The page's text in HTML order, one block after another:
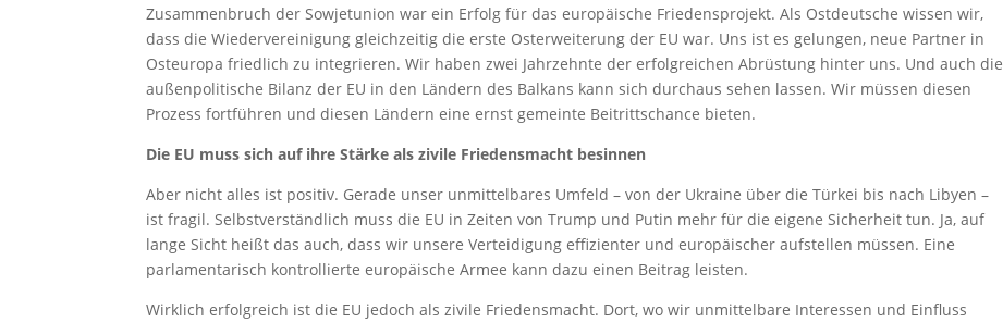
Zusammenbruch der Sowjetunion war ein Erfolg für das europäische Friedensprojekt. Als Ostdeutsche wissen wir,
dass die Wiedervereinigung gleichzeitig die erste Osterweiterung der EU war. Uns ist es gelungen, neue Partner in
Osteuropa friedlich zu integrieren. Wir haben zwei Jahrzehnte der erfolgreichen Abrüstung hinter uns. Und auch die
außenpolitische Bilanz der EU in den Ländern des Balkans kann sich durchaus sehen lassen. Wir müssen diesen
Prozess fortführen und diesen Ländern eine ernst gemeinte Beitrittschance bieten.
Die EU muss sich auf ihre Stärke als zivile Friedensmacht besinnen
Aber nicht alles ist positiv. Gerade unser unmittelbares Umfeld – von der Ukraine über die Türkei bis nach Libyen –
ist fragil. Selbstverständlich muss die EU in Zeiten von Trump und Putin mehr für die eigene Sicherheit tun. Ja, auf
lange Sicht heißt das auch, dass wir unsere Verteidigung effizienter und europäischer aufstellen müssen. Eine
parlamentarisch kontrollierte europäische Armee kann dazu einen Beitrag leisten.
Wirklich erfolgreich ist die EU jedoch als zivile Friedensmacht. Dort, wo wir unmittelbare Interessen und Einfluss